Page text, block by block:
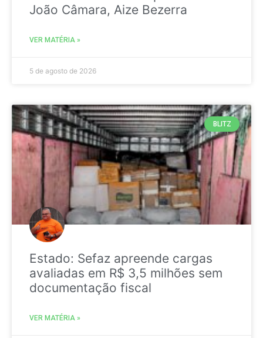
João Câmara, Aize Bezerra
VER MATÉRIA »
5 de agosto de 2026
BLITZ
Estado: Sefaz apreende cargas
avaliadas em R$ 3,5 milhões sem
documentação fiscal
VER MATÉRIA »